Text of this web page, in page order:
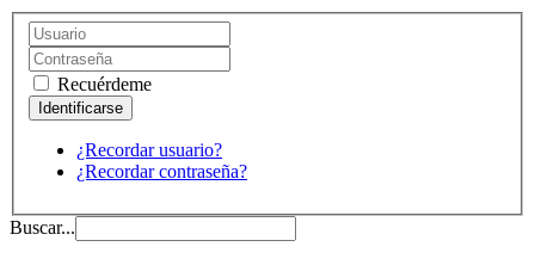
Recuérdeme
¿Recordar usuario?
¿Recordar contraseña?
Buscar...